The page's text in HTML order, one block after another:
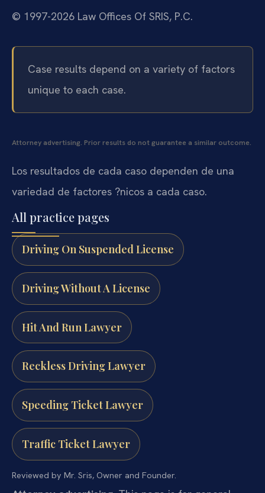
© 1997-2026 Law Offices Of SRIS, P.C.
Case results depend on a variety of factors
unique to each case.
Attorney advertising. Prior results do not guarantee a similar outcome.
Los resultados de cada caso dependen de una
variedad de factores ?nicos a cada caso.
All practice pages
Driving On Suspended License
Driving Without A License
Hit And Run Lawyer
Reckless Driving Lawyer
Speeding Ticket Lawyer
Traffic Ticket Lawyer
Reviewed by Mr. Sris, Owner and Founder.